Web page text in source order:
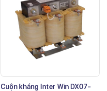
Cuộn kháng Inter Win DX07-